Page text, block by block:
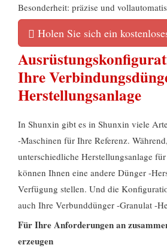
Besonderheit: präzise und
Holen Sie sich ein
Ihre
Herstellungsanlage
In Shunxin gibt es in Shunxin viele
-Maschinen für Ihre Referenz.
unterschiedliche Herstellungsanlage
können Ihnen eine andere Dünger -
Verfügung stellen. Und die
auch Ihre Verbunddünger -Granulat -
Für Ihre Anforderungen an
erzeugen